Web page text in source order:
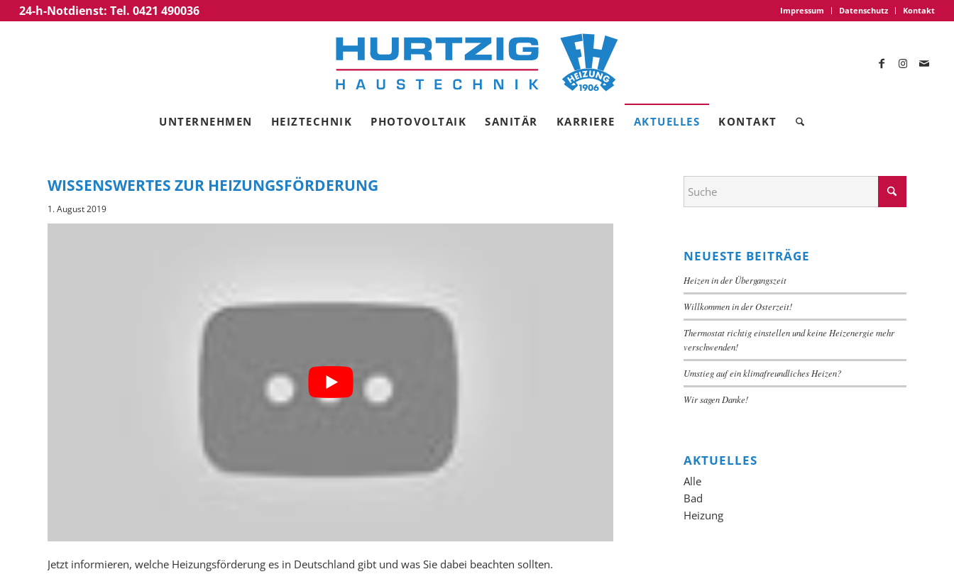
Impressum Datenschutz Kontakt
24-h-Notdienst: Tel. 0421 490036
UNTERNEHMEN HEIZTECHNIK PHOTOVOLTAIK SANITÄR KARRIERE AKTUELLES KONTAKT
WISSENSWERTES ZUR HEIZUNGSFÖRDERUNG
1. August 2019
Jetzt informieren, welche Heizungsförderung es in Deutschland gibt und was Sie dabei beachten sollten.
NEUESTE BEITRÄGE
Heizen in der Übergangszeit
Willkommen in der Osterzeit!
Thermostat richtig einstellen und keine Heizenergie mehr
verschwenden!
Umstieg auf ein klimafreundliches Heizen?
Wir sagen Danke!
AKTUELLES
Alle
Bad
Heizung